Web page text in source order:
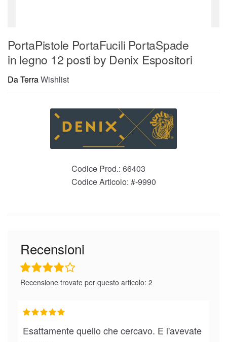
PortaPistole PortaFucili PortaSpade
in legno 12 posti by Denix Espositori
Da TerraWishlist
Codice Prod.: 66403
Codice Articolo: #-9990
Recensioni
Recensione trovate per questo articolo: 2
Esattamente quello che cercavo. E l'avevate